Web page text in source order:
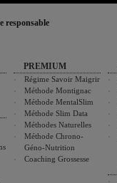
responsable
PREMIUM
Régime Savoir Maigrir
Méthode Montignac
Méthode MentalSlim
Méthode Slim Data
Méthodes Naturelles
Méthode Chrono-
Géno-Nutrition
Coaching Grossesse